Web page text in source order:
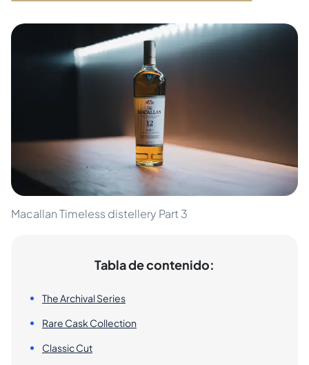
Macallan Timeless distellery Part 3
Tabla de contenido:
The Archival Series
Rare Cask Collection
Classic Cut